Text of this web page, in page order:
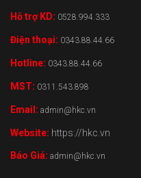
Hỗ trợ KD: 0528.994.333
Điện thoại: 0343.88.44.66
Hotline: 0343.88.44.66
MST: 0311.543.898
Email: admin@hkc.vn
Website: https://hkc.vn
Báo Giá: admin@hkc.vn